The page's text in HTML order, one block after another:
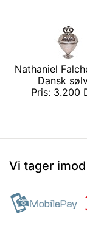
Nathaniel
Dansk
Pris: 3.200
Vi tager